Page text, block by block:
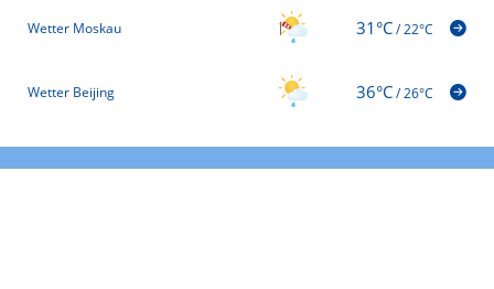
Wetter Moskau 31°C/22°C
Wetter Beijing 36°C/26°C